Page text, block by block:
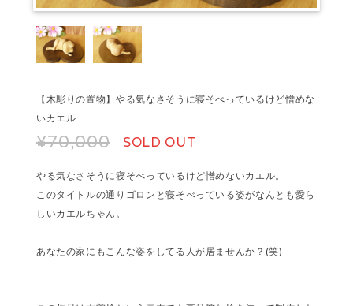
【木彫りの置物】やる気なさそうに寝そべっているけど憎めな
いカエル
¥70,000 SOLD OUT
やる気なさそうに寝そべっているけど憎めないカエル。
このタイトルの通りゴロンと寝そべっている姿がなんとも愛ら
しいカエルちゃん。
あなたの家にもこんな姿をしてる人が居ませんか？(笑)